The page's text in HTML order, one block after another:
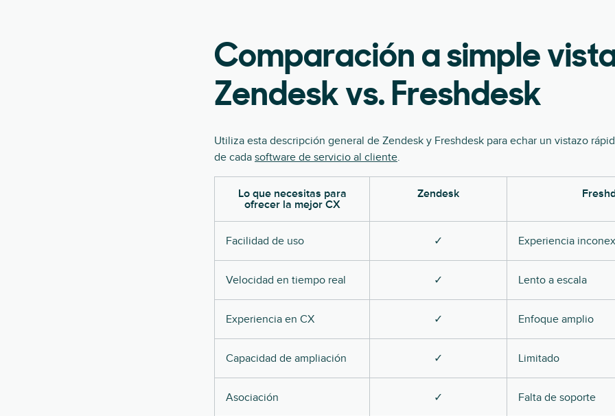
Comparación a simple
Zendesk vs. Freshdesk
Utiliza esta descripción general de Zendesk y Freshdesk para echar un vistazo
de cada software de servicio al cliente.
Lo que necesitas para
ofrecer la mejor CX
Zendesk
Facilidad de uso ✓ Experiencia
Velocidad en tiempo real ✓ Lento a escala
Experiencia en CX ✓ Enfoque amplio
Capacidad de ampliación ✓ Limitado
Asociación ✓ Falta de soporte